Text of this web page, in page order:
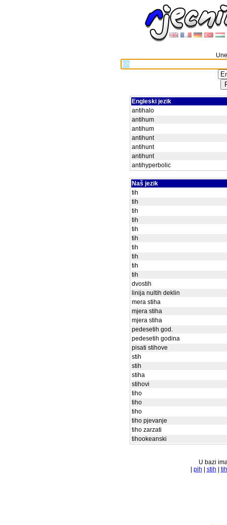
Engleski jezik
antihalo
antihum
antihum
antihunt
antihunt
antihunt
antihyperbolic
Naš jezik
tih
tih
tih
tih
tih
tih
tih
tih
tih
tih
dvostih
linija nultih deklin
mera stiha
mjera stiha
mjera stiha
pedesetih god.
pedesetih godina
pisati stihove
stih
stih
stiha
stihovi
tiho
tiho
tiho
tiho pjevanje
tiho zarzati
tihookeanski
U bazi
pih stih